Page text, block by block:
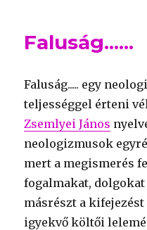
Faluság......
Faluság..... egy
teljességgel érteni
Zsemlyei János
neologizmusok
mert a megismerés
fogalmakat,
másrészt a
igyekvő költői